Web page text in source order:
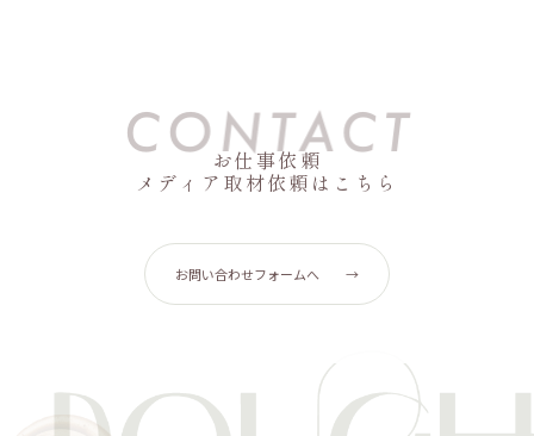
お仕事依頼
メディア取材依頼はこちら
お問い合わせフォームへ →